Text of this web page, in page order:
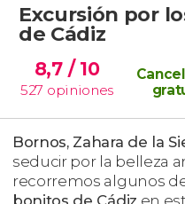
Excursión por
de Cádiz
8,7 / 10
527 opiniones
Bornos, Zahara de la
seducir por la belleza
recorremos algunos
bonitos de Cádiz en